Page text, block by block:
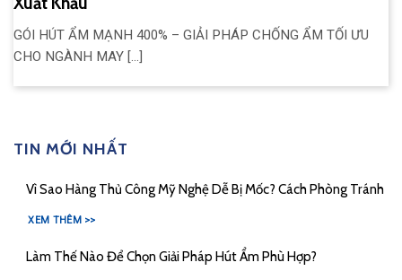
GÓI HÚT ẨM MẠNH 400% – GIẢI PHÁP CHỐNG ẨM TỐI ƯU
CHO NGÀNH MAY [...]
TIN MỚI NHẤT
Vì Sao Hàng Thủ Công Mỹ Nghệ Dễ Bị Mốc? Cách Phòng Tránh
XEM THÊM >>
Làm Thế Nào Để Chọn Giải Pháp Hút Ẩm Phù Hợp?